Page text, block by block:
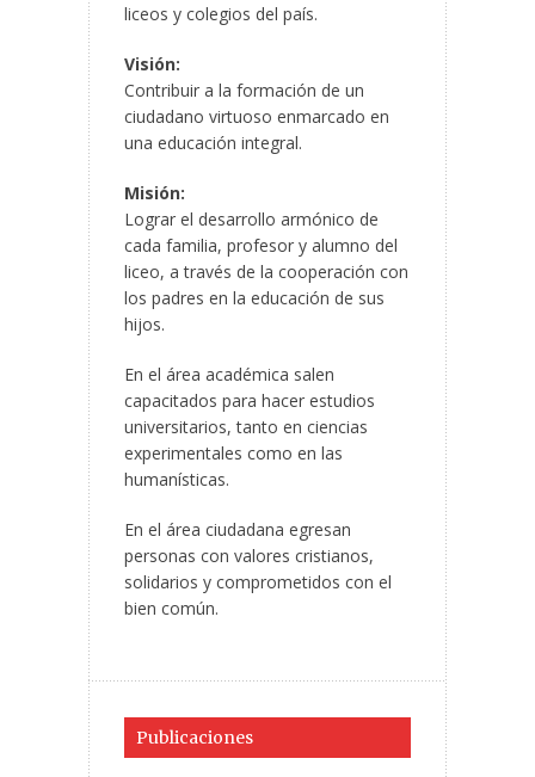
liceos y colegios del país.
Visión:
Contribuir a la formación de un
ciudadano virtuoso enmarcado en
una educación integral.
Misión:
Lograr el desarrollo armónico de
cada familia, profesor y alumno del
liceo, a través de la cooperación con
los padres en la educación de sus
hijos.
En el área académica salen
capacitados para hacer estudios
universitarios, tanto en ciencias
experimentales como en las
humanísticas.
En el área ciudadana egresan
personas con valores cristianos,
solidarios y comprometidos con el
bien común.
Publicaciones